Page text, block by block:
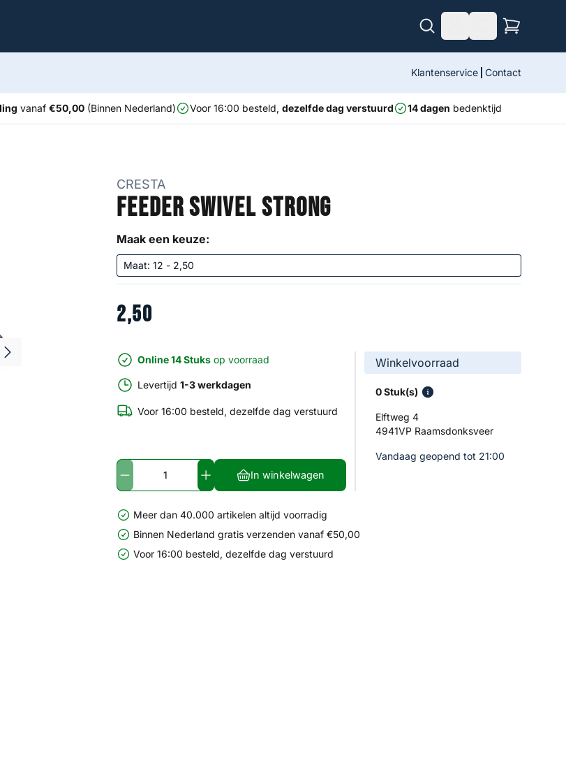
Klantenservice Contact
vanaf €50,00(Binnen Nederland) Voor 16:00 besteld, dezelfde dag verstuurd 14 dagen bedenktijd
CRESTA
Feeder Swivel Strong
Maak een keuze:
2,50
Online 14 Stuks op voorraad
Levertijd 1-3 werkdagen
Voor 16:00 besteld, dezelfde dag verstuurd
In winkelwagen
Winkelvoorraad
0 Stuk(s)
Elftweg 4
4941VP Raamsdonksveer
Vandaag geopend tot 21:00
Meer dan 40.000 artikelen altijd voorradig
Binnen Nederland gratis verzenden vanaf €50,00
Voor 16:00 besteld, dezelfde dag verstuurd